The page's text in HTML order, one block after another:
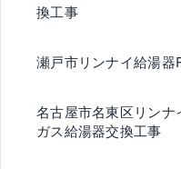
換工事
瀬戸市リンナイ給湯
名古屋市名東区リンナ
ガス給湯器交換工事